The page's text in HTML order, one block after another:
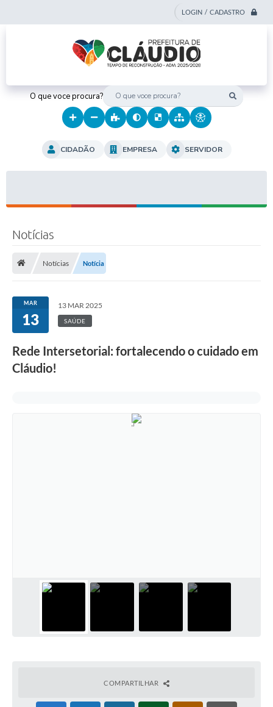
LOGIN / CADASTRO
O que voce procura?
CIDADÃO EMPRESA SERVIDOR
Notícias
Notícias Notícia
MAR
13
13 MAR 2025
SAÚDE
Rede Intersetorial: fortalecendo o cuidado em
Cláudio!
COMPARTILHAR